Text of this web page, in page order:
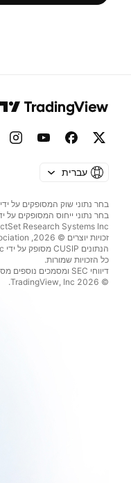
עברית
בחר נתוני שוק המסופקים על ידי
כל הזכויות שמורות.
דיווחי SEC ומסמכים נוספים מסופקים על ידי
© 2026 ‏TradingView, Inc.‏